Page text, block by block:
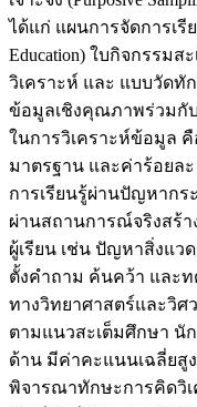
ได้แก่ แผนการจัดการเรี
Education) ใบกิจกรรม
วิเคราะห์ และ แบบวัดทั
ข้อมูลเชิงคุณภาพร่วมกั
ในการวิเคราะห์ข้อมูล คื
มาตรฐาน และค่าร้อยล
การเรียนรู้ผ่านปัญหากร
ผ่านสถานการณ์จริงสร้า
ผู้เรียน เช่น ปัญหาสิ่งแว
ตั้งคำถาม ค้นคว้า และท
ทางวิทยาศาสตร์และวิศ
ตามแนวสะเต็มศึกษา นั
ด้าน มีค่าคะแนนเฉลี่ยสูง
พิจารณาทักษะการคิดวิ